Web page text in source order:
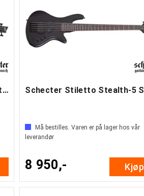
Schecter Stiletto Stealth-4 Satin Black
Må bestilles. Varen er på lager hos vår
leverandør
8 950,- Kjøp